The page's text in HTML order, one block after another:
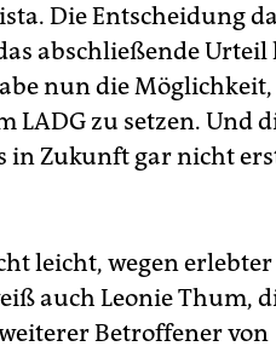
Die Entscheidung
abschließende Urteil
nun die
zu setzen. Und
in Zukunft gar nicht
leicht, wegen erlebter
auch Leonie Thum,
Betroffener von